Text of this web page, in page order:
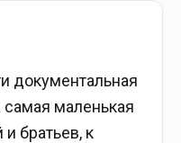
документальная
маленькая
братьев, к